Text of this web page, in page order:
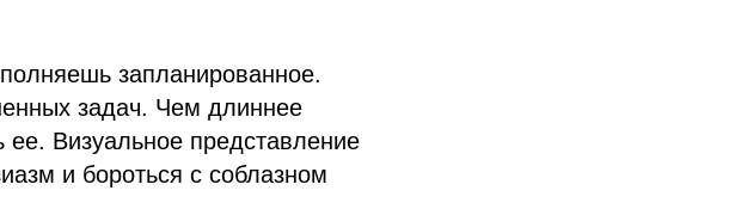
запланированное.
задач. Чем длиннее
Визуальное представление
и бороться с соблазном